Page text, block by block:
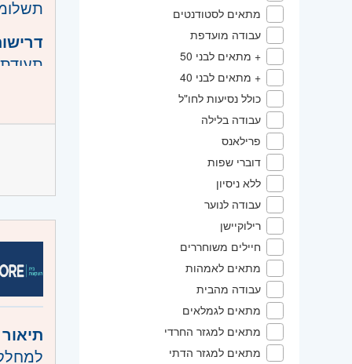
מתאים לסטודנטים
עבודה מועדפת
+ מתאים לבני 50
+ מתאים לבני 40
כולל נסיעות לחו"ל
עבודה בלילה
פרילאנס
דוברי שפות
ללא ניסיון
עבודה לנוער
רילוקיישן
חיילים משוחררים
מתאים לאמהות
עבודה מהבית
מתאים לגמלאים
מתאים למגזר החרדי
מתאים למגזר הדתי
קוד
אזור: